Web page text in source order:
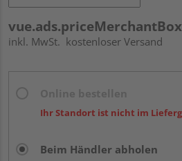
inkl. MwSt. kostenloser Versand
Ihr Standort ist nicht im
Beim Händler abholen